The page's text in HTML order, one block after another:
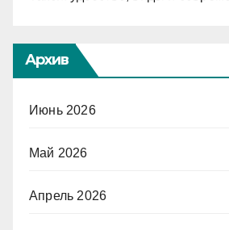
Архив
Июнь 2026
Май 2026
Апрель 2026